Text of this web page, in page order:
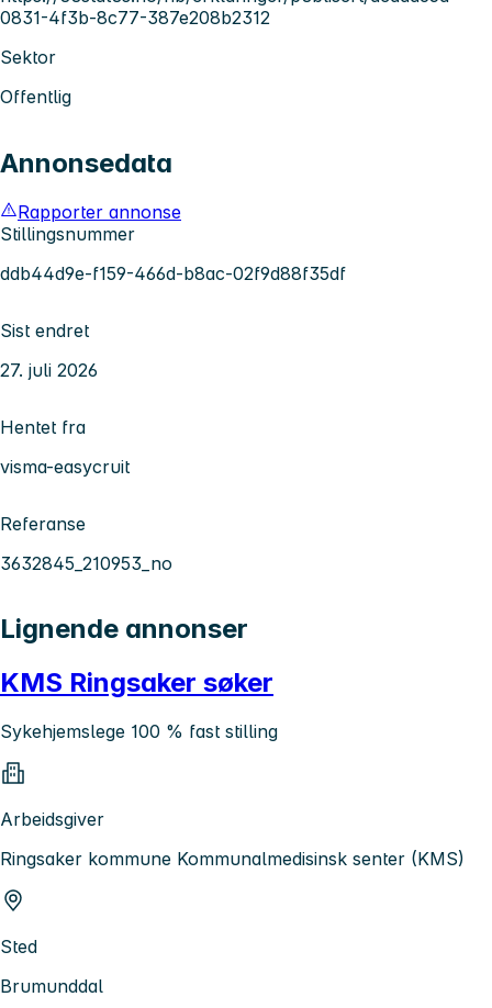
0831-4f3b-8c77-387e208b2312
Sektor
Offentlig
Annonsedata
Rapporter annonse
Stillingsnummer
ddb44d9e-f159-466d-b8ac-02f9d88f35df
Sist endret
27. juli 2026
Hentet fra
visma-easycruit
Referanse
3632845_210953_no
Lignende annonser
KMS Ringsaker søker
Sykehjemslege 100 % fast stilling
Arbeidsgiver
Ringsaker kommune Kommunalmedisinsk senter (KMS)
Sted
Brumunddal